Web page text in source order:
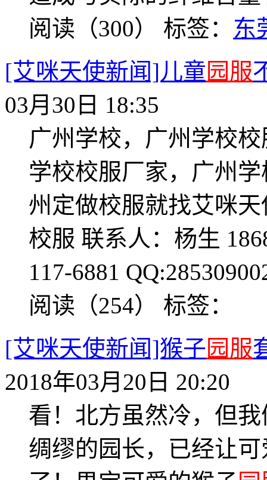
阅读（300） 标签： 东
[艾咪天使新闻]儿童园服
03月30日 18:35
广州学校，广州学校
学校校服厂家，广州
州定做校服就找艾咪
校服 联系人：杨生
117-6881
阅读（254） 标签：
[艾咪天使新闻]猴子园服
2018年03月20日 20:20
看！北方虽然冷，但
绸缪的园长，已经让